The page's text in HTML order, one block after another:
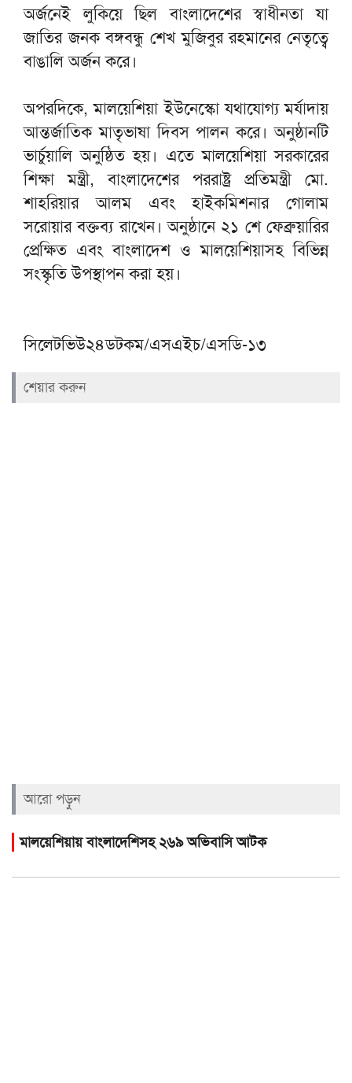
অর্জনেই লুকিয়ে ছিল বাংলাদেশের স্বাধীনতা যা
জাতির জনক বঙ্গবন্ধু শেখ মুজিবুর রহমানের নেতৃত্বে
বাঙালি অর্জন করে।
অপরদিকে, মালয়েশিয়া ইউনেস্কো যথাযোগ্য মর্যাদায়
আন্তর্জাতিক মাতৃভাষা দিবস পালন করে। অনুষ্ঠানটি
ভার্চুয়ালি অনুষ্ঠিত হয়। এতে মালয়েশিয়া সরকারের
শিক্ষা মন্ত্রী, বাংলাদেশের পররাষ্ট্র প্রতিমন্ত্রী মো.
শাহরিয়ার আলম এবং হাইকমিশনার গোলাম
সরোয়ার বক্তব্য রাখেন। অনুষ্ঠানে ২১ শে ফেব্রুয়ারির
প্রেক্ষিত এবং বাংলাদেশ ও মালয়েশিয়াসহ বিভিন্ন
সংস্কৃতি উপস্থাপন করা হয়।
সিলেটভিউ২৪ডটকম/এসএইচ/এসডি-১৩
শেয়ার করুন
আরো পড়ুন
মালয়েশিয়ায় বাংলাদেশিসহ ২৬৯ অভিবাসি আটক